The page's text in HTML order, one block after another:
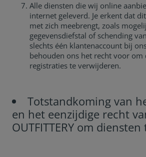
Alle diensten die wij online
internet geleverd. Je erkent dat
met zich meebrengt, zoals
gegevensdiefstal of schending
slechts één klantenaccount bij
behouden ons het recht voor om
registraties te verwijderen.
Totstandkoming van
en het eenzijdige recht
OUTFITTERY om